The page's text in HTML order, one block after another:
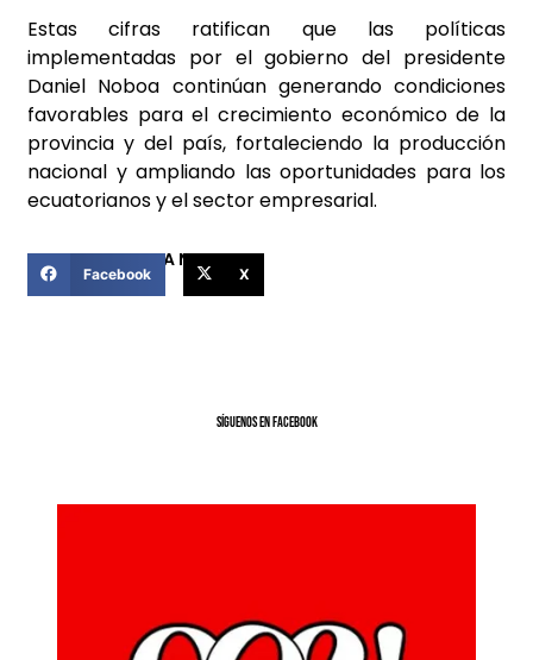
Estas cifras ratifican que las políticas
implementadas por el gobierno del presidente
Daniel Noboa continúan generando condiciones
favorables para el crecimiento económico de la
provincia y del país, fortaleciendo la producción
nacional y ampliando las oportunidades para los
ecuatorianos y el sector empresarial.
COMPARTIR ESTA NOTICIA
Facebook X
SíGUENOS EN FACEBOOK